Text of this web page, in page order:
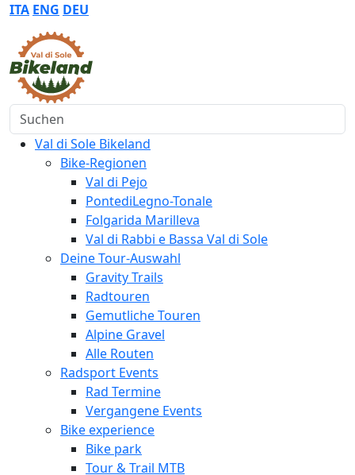
ITA ENG DEU
Suchen
Val di Sole Bikeland
Bike-Regionen
Val di Pejo
PontediLegno-Tonale
Folgarida Marilleva
Val di Rabbi e Bassa Val di Sole
Deine Tour-Auswahl
Gravity Trails
Radtouren
Gemutliche Touren
Alpine Gravel
Alle Routen
Radsport Events
Rad Termine
Vergangene Events
Bike experience
Bike park
Tour & Trail MTB